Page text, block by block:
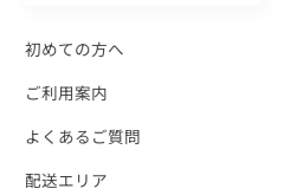
初めての方へ
ご利用案内
よくあるご質問
配送エリア